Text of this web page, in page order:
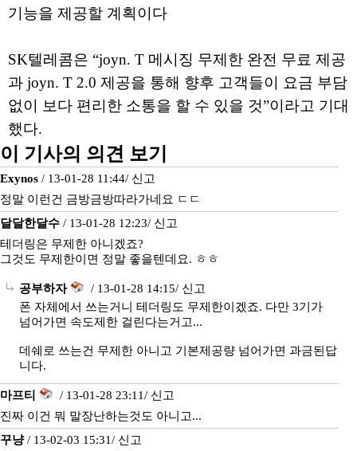
기능을 제공할 계획이다
SK텔레콤은 “joyn. T 메시징 무제한 완전 무료 제공
과 joyn. T 2.0 제공을 통해 향후 고객들이 요금 부담
없이 보다 편리한 소통을 할 수 있을 것”이라고 기대
했다.
이 기사의 의견 보기
Exynos / 13-01-28 11:44/ 신고
정말 이런건 금방금방따라가네요 ㄷㄷ
달달한달수 / 13-01-28 12:23/ 신고
테더링은 무제한 아니겠죠?
그것도 무제한이면 정말 좋을텐데요. ㅎㅎ
공부하자 / 13-01-28 14:15/ 신고
폰 자체에서 쓰는거니 테더링도 무제한이겠죠. 다만 3기가
넘어가면 속도제한 걸린다는거고...
데쉐로 쓰는건 무제한 아니고 기본제공량 넘어가면 과금된답
니다.
마프티 / 13-01-28 23:11/ 신고
진짜 이건 뭐 말장난하는것도 아니고...
꾸냥/ 13-02-03 15:31/ 신고